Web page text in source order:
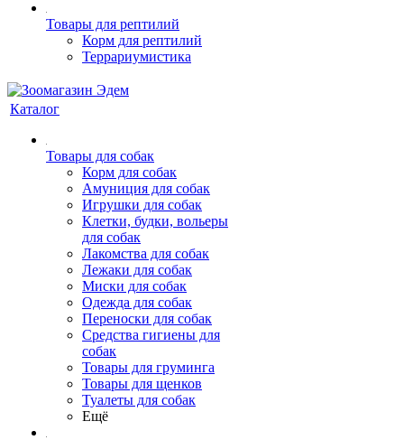
Товары для рептилий
Корм для рептилий
Террариумистика
Каталог
Товары для собак
Корм для собак
Амуниция для собак
Игрушки для собак
Клетки, будки, вольеры
для собак
Лакомства для собак
Лежаки для собак
Миски для собак
Одежда для собак
Переноски для собак
Средства гигиены для
собак
Товары для груминга
Товары для щенков
Туалеты для собак
Ещё